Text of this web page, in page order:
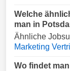
Welche
man in
Ähnliche
Marketing
Wo findet